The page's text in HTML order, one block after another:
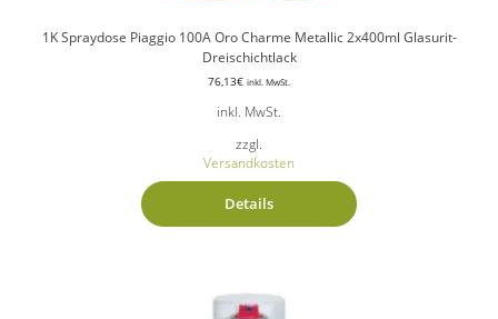
1K Spraydose Piaggio 100A Oro Charme Metallic 2x400ml Glasurit-
Dreischichtlack
76,13€ inkl. MwSt.
inkl. MwSt.
zzgl.
Versandkosten
Details